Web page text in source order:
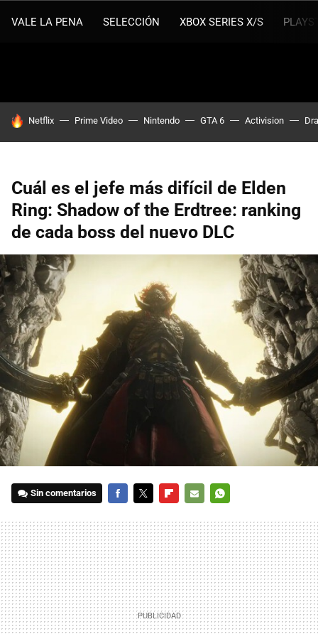
VALE LA PENA SELECCIÓN XBOX SERIES X/S
HOY SE HABLA DE
Netflix Prime Video Nintendo GTA 6 Activision
Cuál es el jefe más difícil de Elden
Ring: Shadow of the Erdtree: ranking
de cada boss del nuevo DLC
Sin comentarios
MAIL